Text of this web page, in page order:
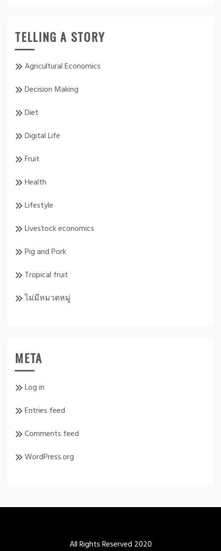
TELLING A STORY
Agricultural Economics
Decision Making
Diet
Digital Life
Fruit
Health
Lifestyle
Livestock economics
Pig and Pork
Tropical fruit
ไม่มีหมวดหมู่
META
Log in
Entries feed
Comments feed
WordPress.org
All Rights Reserved 2020